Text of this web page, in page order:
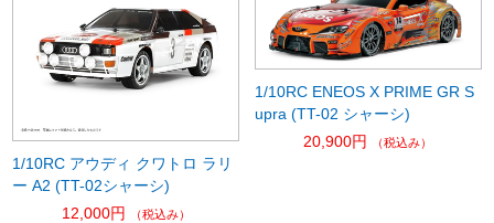
1/10RC アウディ クワトロ ラリ
ー A2 (TT-02シャーシ)
12,000円
（税込み）
1/10RC ENEOS X PRIME GR S
upra (TT-02 シャーシ)
20,900円
（税込み）